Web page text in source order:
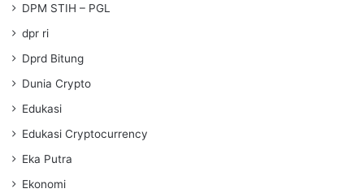
DPM STIH – PGL
dpr ri
Dprd Bitung
Dunia Crypto
Edukasi
Edukasi Cryptocurrency
Eka Putra
Ekonomi